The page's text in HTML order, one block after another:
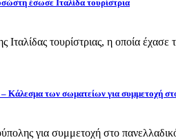
έσωσε Ιταλίδα τουρίστρια
Ιταλίδας τουρίστριας, η οποία
Κάλεσμα των σωματείων για συμμετοχή
για συμμετοχή στο